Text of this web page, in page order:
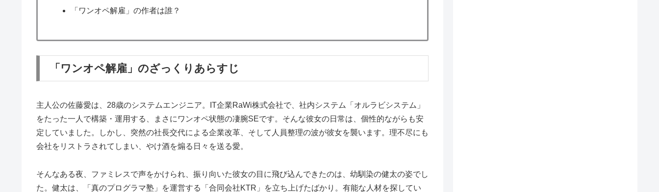
「ワンオペ解雇」の作者は誰？
「ワンオペ解雇」のざっくりあらすじ
主人公の佐藤愛は、28歳のシステムエンジニア。IT企業RaWi株式会社で、社内システム「オルラビシステム」
をたった一人で構築・運用する、まさにワンオペ状態の凄腕SEです。そんな彼女の日常は、個性的ながらも安
定していました。しかし、突然の社長交代による企業改革、そして人員整理の波が彼女を襲います。理不尽にも
会社をリストラされてしまい、やけ酒を煽る日々を送る愛。
そんなある夜、ファミレスで声をかけられ、振り向いた彼女の目に飛び込んできたのは、幼馴染の健太の姿でし
た。健太は、「真のプログラマ塾」を運営する「合同会社KTR」を立ち上げたばかり。有能な人材を探してい